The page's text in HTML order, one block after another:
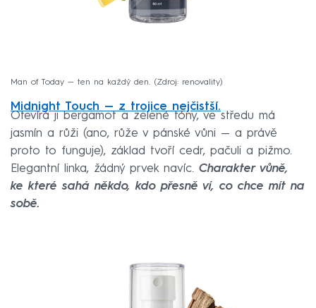
Man of Today — ten na každý den. Zdroj: renovality
Midnight Touch — z trojice nejčistší.
Otevírá ji bergamot a zelené tóny, ve středu má
jasmín a růži (ano, růže v pánské vůni — a právě
proto to funguje), základ tvoří cedr, pačuli a pižmo.
Elegantní linka, žádný prvek navíc. Charakter vůně,
ke které sahá někdo, kdo přesně ví, co chce mít na
sobě.